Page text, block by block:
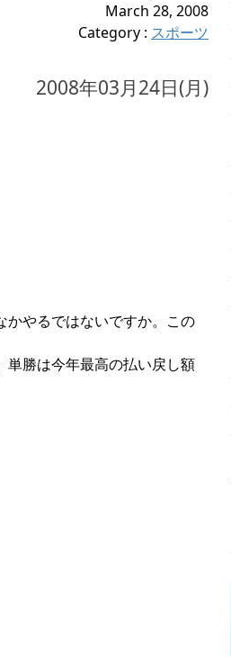
March 28, 2008
Category : スポーツ
2008年03月24日(月)
やるではないですか。この
勝は今年最高の払い戻し額